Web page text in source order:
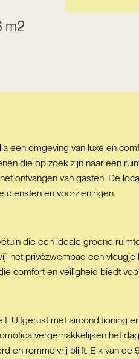
m2
een omgeving van luxe en
die op zoek zijn naar een
ontvangen van gasten. De
diensten en voorzieningen.
die een ideale groene
het privézwembad een
comfort en veiligheid biedt
Uitgerust met airconditioning
vergemakkelijken het
en rommelvrij blijft. Elk van